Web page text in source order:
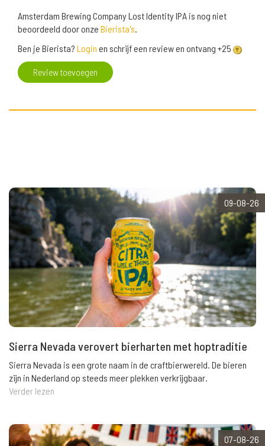
Amsterdam Brewing Company Lost Identity IPA is nog niet
beoordeeld door onze Bierista's.
Ben je Bierista? Login en schrijf een review en ontvang +25
Review toevoegen
09-08-26
Sierra Nevada verovert bierharten met hoptraditie
Sierra Nevada is een grote naam in de craftbierwereld. De bieren
zijn in Nederland op steeds meer plekken verkrijgbaar.
Verder lezen
07-08-26